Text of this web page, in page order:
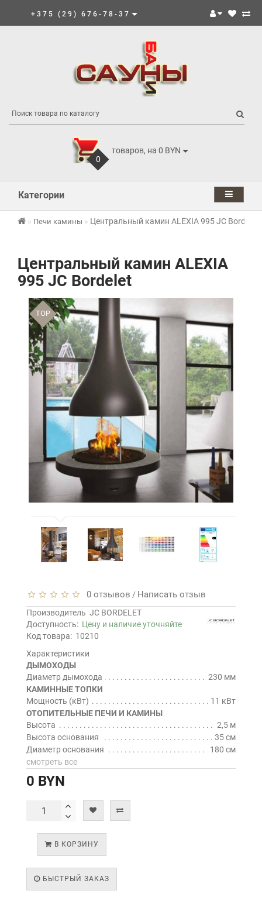
+375 (29) 676-78-37
0
товаров, на 0 BYN
Категории
Печи камины Центральный камин ALEXIA 995 JC Bordelet
Центральный камин ALEXIA
995 JC Bordelet
TOP
0 отзывов / Написать отзыв
Производитель JC BORDELET
Доступность: Цену и наличие уточняйте
Код товара: 10210
Характеристики
ДЫМОХОДЫ
Диаметр дымохода
230 мм
КАМИННЫЕ ТОПКИ
Мощность (кВт)
11 кВт
ОТОПИТЕЛЬНЫЕ ПЕЧИ И КАМИНЫ
Высота
2,5 м
Высота основания
35 см
Диаметр основания
180 см
смотреть все
0 BYN
В КОРЗИНУ
БЫСТРЫЙ ЗАКАЗ